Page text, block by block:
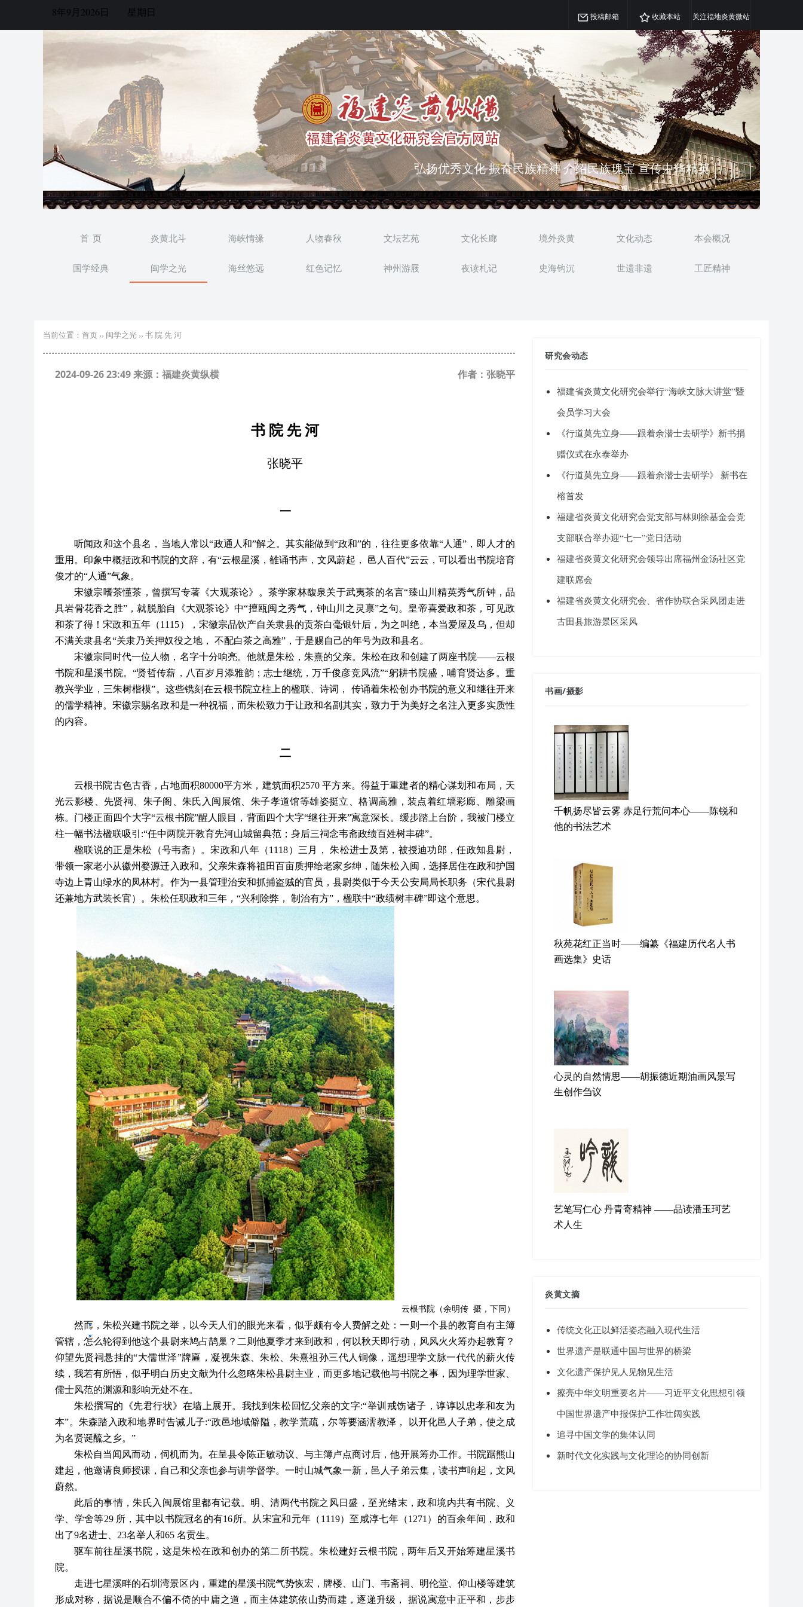
8年9月2026日 星期日 投稿邮箱 收藏本站 关注福地炎黄微站
突出海西特色 报道台港澳侨 坚持古为今用 力求雅俗共赏
弘扬优秀文化 振奋民族精神 介绍民族瑰宝 宣传中华精英
首 页 炎黄北斗 海峡情缘 人物春秋 文坛艺苑 文化长廊 境外炎黄 文化动态 本会概况
国学经典 闽学之光 海丝悠远 红色记忆 神州游屐 夜读札记 史海钩沉 世遗非遗 工匠精神
当前位置： 首页 ›› 闽学之光 ›› 书 院 先 河
2024-09-26 23:49 来源：福建炎黄纵横 作者：张晓平
书 院 先 河
张晓平
一
听闻政和这个县名，当地人常以“政通人和”解之。其实能做到“政和”的，往往更多依靠“人通”，即人才的
重用。印象中概括政和书院的文辞，有“云根星溪，雒诵书声，文风蔚起， 邑人百代”云云，可以看出书院培育
俊才的“人通”气象。
宋徽宗嗜茶懂茶，曾撰写专著《大观茶论》。茶学家林馥泉关于武夷茶的名言“臻山川精英秀气所钟，品
具岩骨花香之胜”，就脱胎自《大观茶论》中“擅瓯闽之秀气，钟山川之灵禀”之句。皇帝喜爱政和茶，可见政
和茶了得！宋政和五年（1115），宋徽宗品饮产自关隶县的贡茶白毫银针后，为之叫绝，本当爱屋及乌，但却
不满关隶县名“关隶乃关押奴役之地， 不配白茶之高雅”，于是赐自己的年号为政和县名。
宋徽宗同时代一位人物，名字十分响亮。他就是朱松，朱熹的父亲。朱松在政和创建了两座书院——云根
书院和星溪书院。“贤哲传薪，八百岁月添雅韵；志士继统，万千俊彦竞风流”“躬耕书院盛，哺育贤达多。重
教兴学业，三朱树楷模”。这些镌刻在云根书院立柱上的楹联、诗词， 传诵着朱松创办书院的意义和继往开来
的儒学精神。宋徽宗赐名政和是一种祝福，而朱松致力于让政和名副其实，致力于为美好之名注入更多实质性
的内容。
二
云根书院古色古香，占地面积80000平方米，建筑面积2570 平方来。得益于重建者的精心谋划和布局，天
光云影楼、先贤祠、朱子阁、朱氏入闽展馆、朱子孝道馆等雄姿挺立、格调高雅，装点着红墙彩廊、雕梁画
栋。门楼正面四个大字“云根书院”醒人眼目，背面四个大字“继往开来”寓意深长。缓步踏上台阶，我被门楼立
柱一幅书法楹联吸引:“任中两院开教育先河山城留典范；身后三祠念韦斋政绩百姓树丰碑”。
楹联说的正是朱松（号韦斋）。宋政和八年（1118）三月， 朱松进士及第，被授迪功郎，任政知县尉，
带领一家老小从徽州婺源迁入政和。父亲朱森将祖田百亩质押给老家乡绅，随朱松入闽，选择居住在政和护国
寺边上青山绿水的凤林村。作为一县管理治安和抓捕盗贼的官员，县尉类似于今天公安局局长职务（宋代县尉
还兼地方武装长官）。朱松任职政和三年，“兴利除弊， 制治有方”，楹联中“政绩树丰碑”即这个意思。
云根书院（余明传 摄，下同）
然而，朱松兴建书院之举，以今天人们的眼光来看，似乎颇有令人费解之处：一则一个县的教育自有主簿
管辖，怎么轮得到他这个县尉来鸠占鹊巢？二则他夏季才来到政和，何以秋天即行动，风风火火筹办起教育？
仰望先贤祠悬挂的“大儒世泽”牌匾，凝视朱森、朱松、朱熹祖孙三代人铜像，遥想理学文脉一代代的薪火传
续，我若有所悟，似乎明白历史文献为什么忽略朱松县尉主业，而更多地记载他与书院之事，因为理学世家、
儒士风范的渊源和影响无处不在。
朱松撰写的《先君行状》在墙上展开。我找到朱松回忆父亲的文字:“举训戒饬诸子，谆谆以忠孝和友为
本”。朱森踏入政和地界时告诫儿子:“政邑地域僻隘，教学荒疏，尔等要涵濡教泽， 以开化邑人子弟，使之成
为名贤诞酼之乡。”
朱松自当闻风而动，伺机而为。在呈县令陈正敏动议、与主簿卢点商讨后，他开展筹办工作。书院踞熊山
建起，他邀请良师授课，自己和父亲也参与讲学督学。一时山城气象一新，邑人子弟云集，读书声响起，文风
蔚然。
此后的事情，朱氏入闽展馆里都有记载。明、清两代书院之风日盛，至光绪末，政和境内共有书院、义
学、学舍等29 所，其中以书院冠名的有16所。从宋宣和元年（1119）至咸淳七年（1271）的百余年间，政和
出了9名进士、23名举人和65 名贡生。
驱车前往星溪书院，这是朱松在政和创办的第二所书院。朱松建好云根书院，两年后又开始筹建星溪书
院。
走进七星溪畔的石圳湾景区内，重建的星溪书院气势恢宏，牌楼、山门、韦斋祠、明伦堂、仰山楼等建筑
形成对称，据说是顺合不偏不倚的中庸之道，而主体建筑依山势而建，逐递升级，
据说寓意中正平和，步步
研究会动态
福建省炎黄文化研究会举行“海峡文脉大讲堂”暨
会员学习大会
《行道莫先立身——跟着余潜士去研学》新书捐
赠仪式在永泰举办
《行道莫先立身——跟着余潜士去研学》 新书在
榕首发
福建省炎黄文化研究会党支部与林则徐基金会党
支部联合举办迎“七一”党日活动
福建省炎黄文化研究会领导出席福州金汤社区党
建联席会
福建省炎黄文化研究会、省作协联合采风团走进
古田县旅游景区采风
书画/摄影
千帆扬尽皆云雾 赤足行荒问本心——陈锐和
他的书法艺术
秋苑花红正当时——编纂《福建历代名人书
画选集》史话
心灵的自然情思——胡振德近期油画风景写
生创作刍议
艺笔写仁心 丹青寄精神 ——品读潘玉珂艺
术人生
炎黄文摘
传统文化正以鲜活姿态融入现代生活
世界遗产是联通中国与世界的桥梁
文化遗产保护见人见物见生活
擦亮中华文明重要名片——习近平文化思想引领
中国世界遗产申报保护工作壮阔实践
追寻中国文学的集体认同
新时代文化实践与文化理论的协同创新